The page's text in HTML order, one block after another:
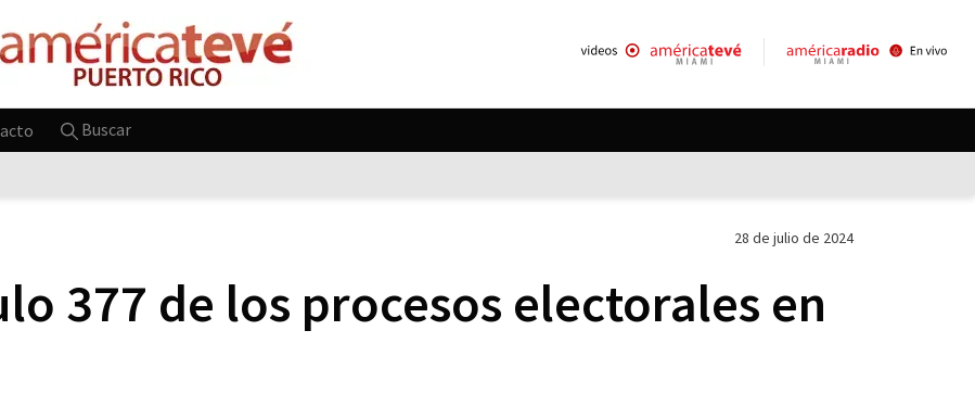
Buscar
28 de julio de 2024
377 de los procesos electorales en